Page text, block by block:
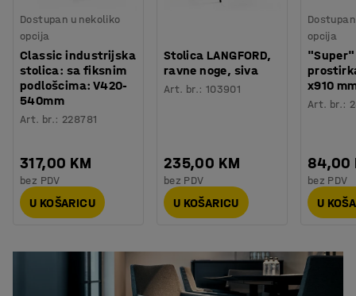
Dostupan u nekoliko
opcija
Classic industrijska
stolica: sa fiksnim
podlošcima: V420-
540mm
Art. br.: 228781
317,00 KM
bez PDV
U KOŠARICU
Stolica LANGFORD,
ravne noge, siva
Art. br.: 103901
235,00 KM
bez PDV
U KOŠARICU
opcija
x910
Art. br.:
84,00
bez PDV
U